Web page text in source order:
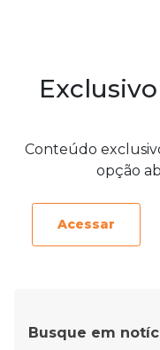
Conteúdo
opção
Acessar
Busque em